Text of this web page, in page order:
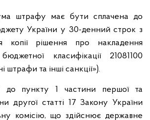
штрафу має бути сплачена до
України у 30-денний строк з
копії рішення про накладення
класифікації 21081100
штрафи та інші санкції»).
до пункту 1 частини першої та
другої статті 17 Закону України
комісію, що здійснює державне